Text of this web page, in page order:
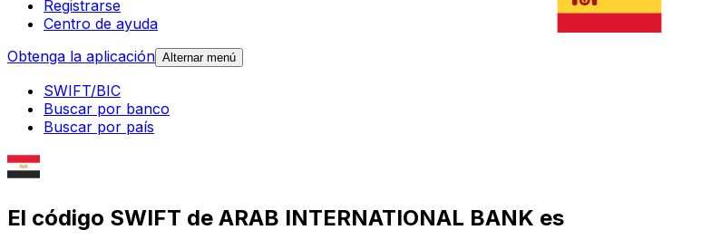
Registrarse
Centro de ayuda
Obtenga la aplicación Alternar menú
SWIFT/BIC
Buscar por banco
Buscar por país
El código SWIFT de ARAB INTERNATIONAL BANK es